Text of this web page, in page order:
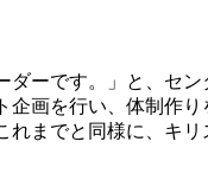
ダーです。」と、セ
画を行い、体制作
までと同様に、キ